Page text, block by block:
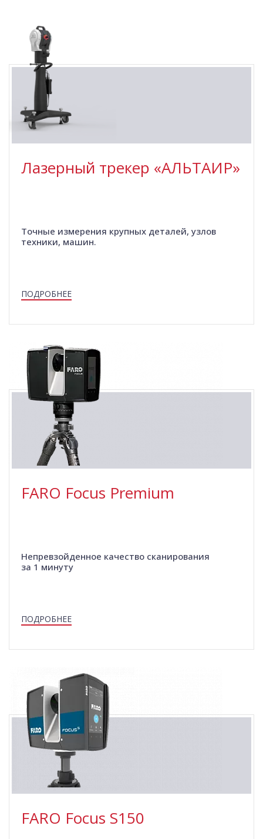
Лазерный трекер «АЛЬТАИР»
Точные измерения крупных деталей, узлов
техники, машин.
ПОДРОБНЕЕ
FARO Focus Premium
Непревзойденное качество сканирования
за 1 минуту
ПОДРОБНЕЕ
FARO Focus S150